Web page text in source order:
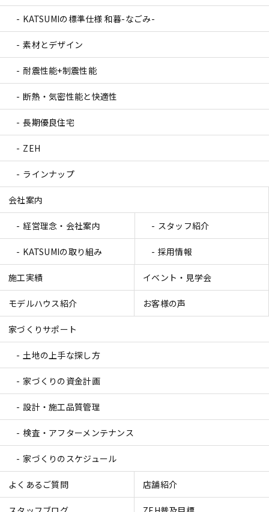
KATSUMIの標準仕様 和暮-なごみ-
素材とデザイン
耐震性能+制震性能
断熱・気密性能と快適性
長期優良住宅
ZEH
ラインナップ
会社案内
経営理念・会社案内 スタッフ紹介
KATSUMIの取り組み 採用情報
施工実績 イベント・見学会
モデルハウス紹介 お客様の声
家づくりサポート
土地の上手な探し方
家づくりの資金計画
設計・施工品質管理
検査・アフターメンテナンス
家づくりのスケジュール
よくあるご質問 店舗紹介